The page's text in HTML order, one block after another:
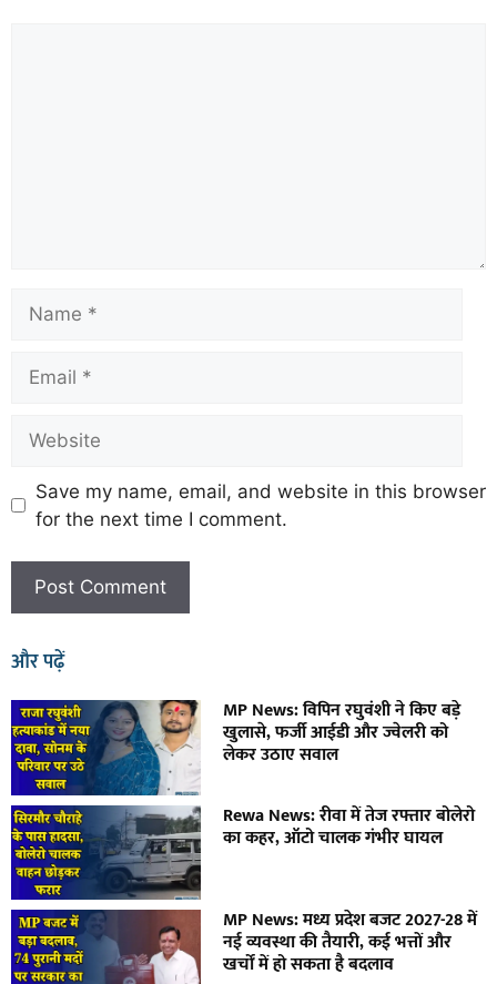
Save my name, email, and website in this browser
for the next time I comment.
और पढ़ें
MP News: विपिन रघुवंशी ने किए बड़े
खुलासे, फर्जी आईडी और ज्वेलरी को
लेकर उठाए सवाल
Rewa News: रीवा में तेज रफ्तार बोलेरो
का कहर, ऑटो चालक गंभीर घायल
MP News: मध्य प्रदेश बजट 2027-28 में
नई व्यवस्था की तैयारी, कई भत्तों और
खर्चों में हो सकता है बदलाव